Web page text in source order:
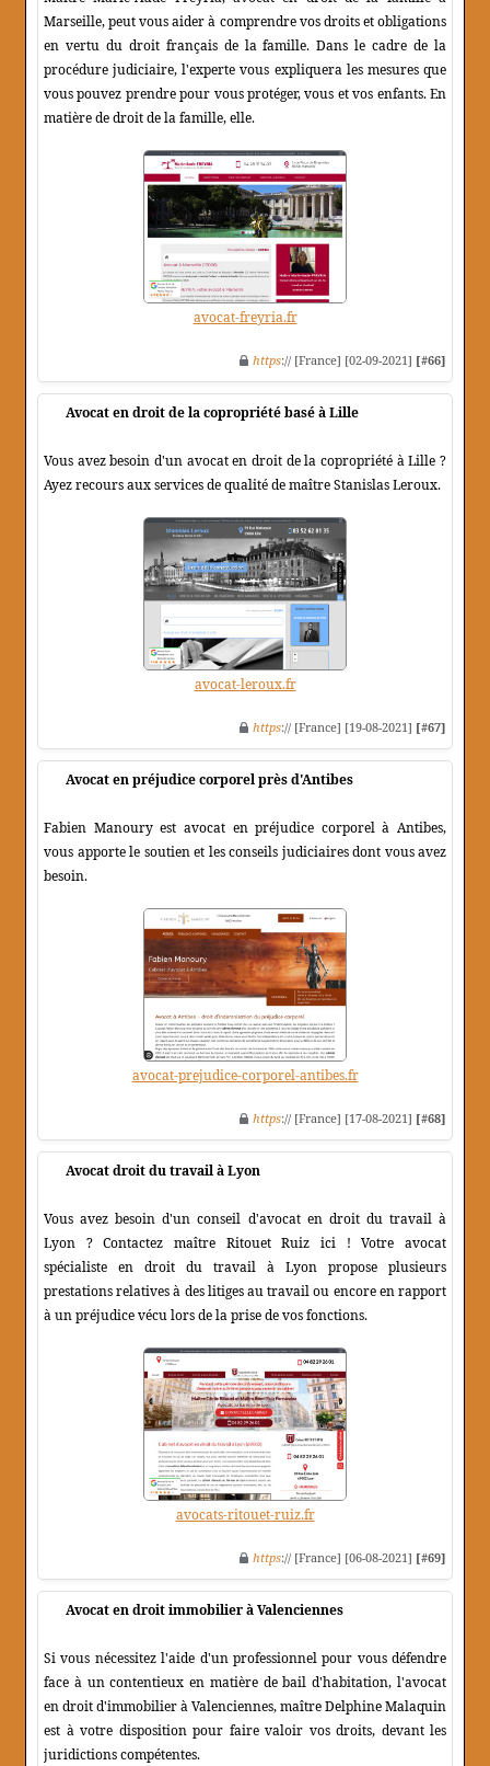
Marseille, peut vous aider à comprendre vos droits et obligations
en vertu du droit français de la famille. Dans le cadre de la
procédure judiciaire, l'experte vous expliquera les mesures que
vous pouvez prendre pour vous protéger, vous et vos enfants. En
matière de droit de la famille, elle.
avocat-freyria.fr
https:// [France] [02-09-2021] [#66]
Avocat en droit de la copropriété basé à Lille
Vous avez besoin d'un avocat en droit de la copropriété à Lille ?
Ayez recours aux services de qualité de maître Stanislas Leroux.
avocat-leroux.fr
https:// [France] [19-08-2021] [#67]
Avocat en préjudice corporel près d'Antibes
Fabien Manoury est avocat en préjudice corporel à Antibes,
vous apporte le soutien et les conseils judiciaires dont vous avez
besoin.
avocat-prejudice-corporel-antibes.fr
https:// [France] [17-08-2021] [#68]
Avocat droit du travail à Lyon
Vous avez besoin d'un conseil d'avocat en droit du travail à
Lyon ? Contactez maître Ritouet Ruiz ici ! Votre avocat
spécialiste en droit du travail à Lyon propose plusieurs
prestations relatives à des litiges au travail ou encore en rapport
à un préjudice vécu lors de la prise de vos fonctions.
avocats-ritouet-ruiz.fr
https:// [France] [06-08-2021] [#69]
Avocat en droit immobilier à Valenciennes
Si vous nécessitez l'aide d'un professionnel pour vous défendre
face à un contentieux en matière de bail d'habitation, l'avocat
en droit d'immobilier à Valenciennes, maître Delphine Malaquin
est à votre disposition pour faire valoir vos droits, devant les
juridictions compétentes.